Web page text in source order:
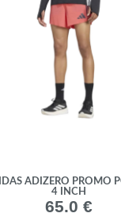
ADIZERO PROMO
4 INCH
65.0 €